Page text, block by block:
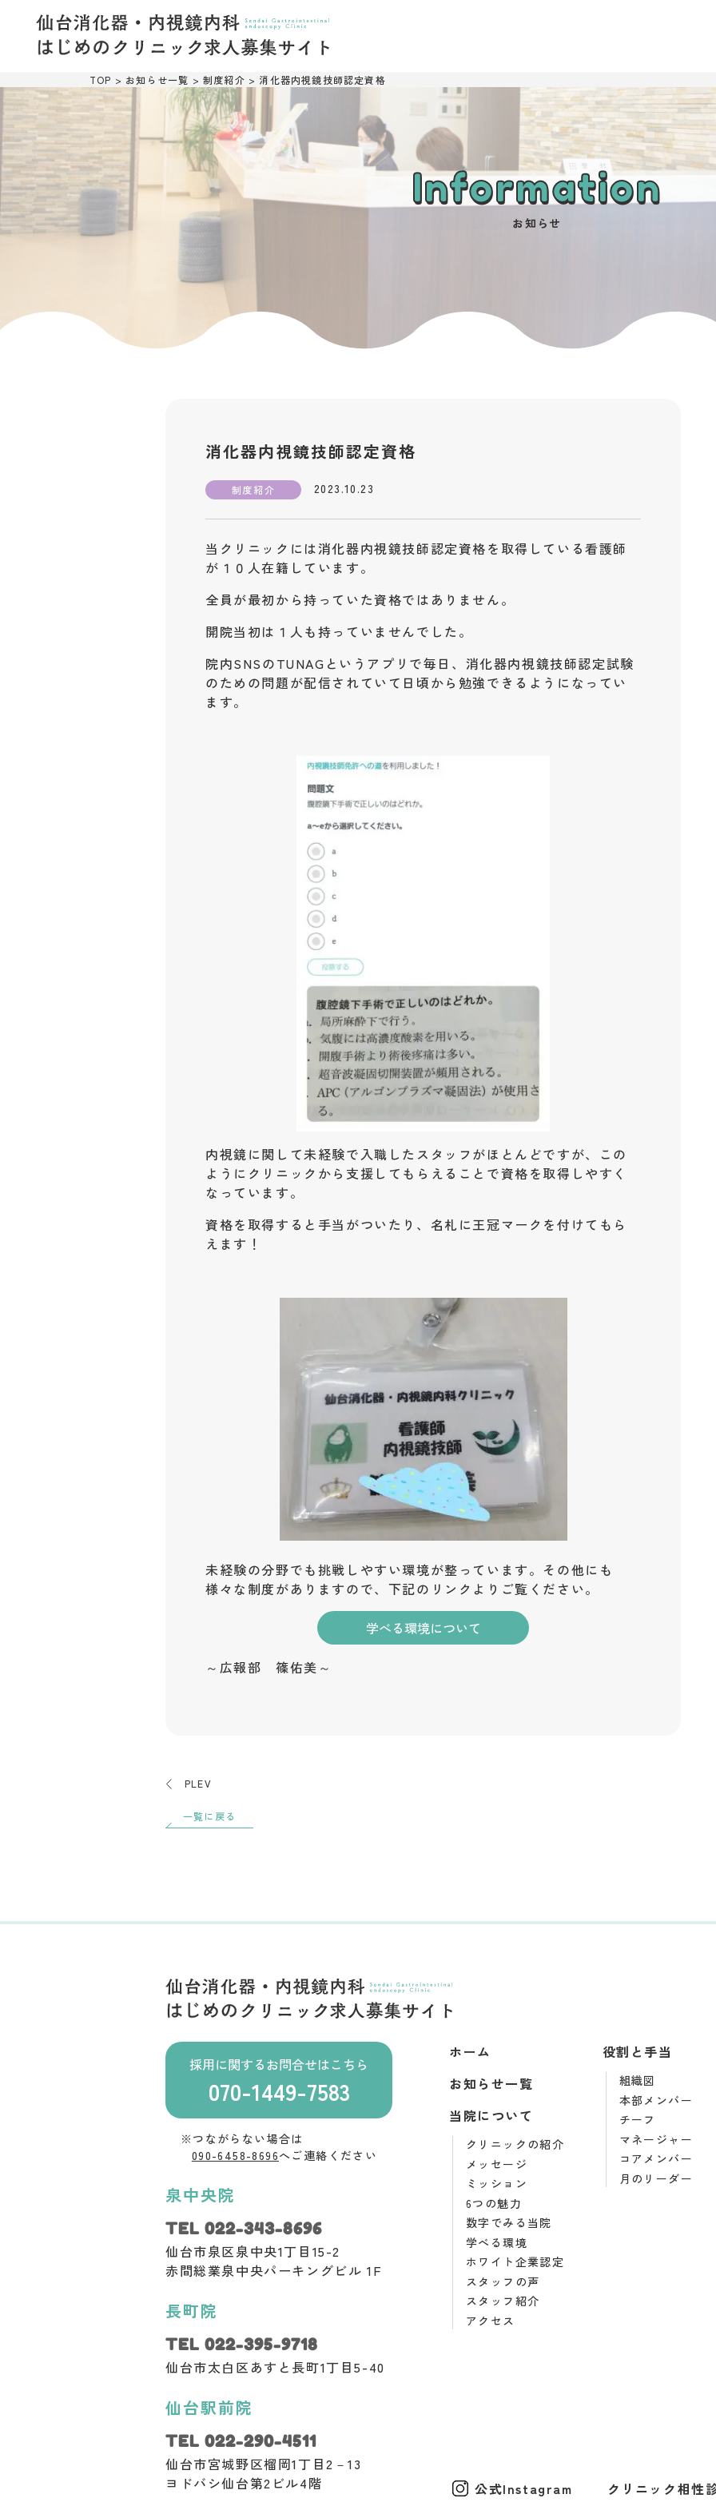
TOP > お知らせ一覧 >制度紹介 > 消化器内視鏡技師認定資格
Information
お知らせ
消化器内視鏡技師認定資格
制度紹介 2023.10.23
当クリニックには消化器内視鏡技師認定資格を取得している看護師
が１０人在籍しています。
全員が最初から持っていた資格ではありません。
開院当初は１人も持っていませんでした。
院内SNSのTUNAGというアプリで毎日、消化器内視鏡技師認定試験
のための問題が配信されていて日頃から勉強できるようになってい
ます。
内視鏡に関して未経験で入職したスタッフがほとんどですが、この
ようにクリニックから支援してもらえることで資格を取得しやすく
なっています。
資格を取得すると手当がついたり、名札に王冠マークを付けてもら
えます！
未経験の分野でも挑戦しやすい環境が整っています。その他にも
様々な制度がありますので、下記のリンクよりご覧ください。
学べる環境について
～広報部 篠佑美～
PLEV
一覧に戻る
採用に関するお問合せはこちら
070-1449-7583
※つながらない場合は
090-6458-8696へご連絡ください
泉中央院
TEL 022-343-8696
仙台市泉区泉中央1丁目15-2
赤間総業泉中央パーキングビル 1F
長町院
TEL 022-395-9718
仙台市太白区あすと長町1丁目5-40
仙台駅前院
TEL 022-290-4511
仙台市宮城野区榴岡1丁目2－13
ヨドバシ仙台第2ビル4階
ホーム
お知らせ一覧
当院について
クリニックの紹介
メッセージ
ミッション
6つの魅力
数字でみる当院
学べる環境
ホワイト企業認定
スタッフの声
スタッフ紹介
アクセス
役割と手当
組織図
本部メンバー
チーフ
マネージャー
コアメンバー
月のリーダー
公式Instagram クリニック相性